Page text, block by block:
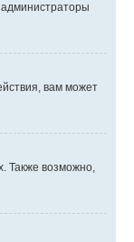
администраторы
вам может
Также возможно,